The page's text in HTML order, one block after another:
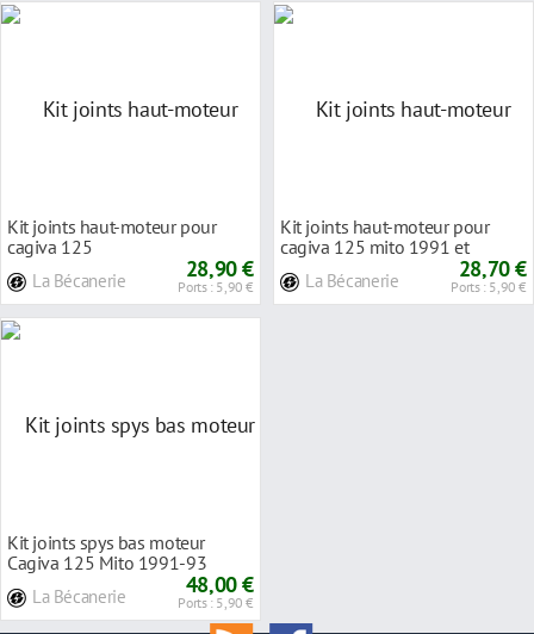
Kit joints haut-moteur pour
cagiva 125
freccia/cruiser/mito/blues/tama
La Bécanerie 28,90 €
Ports : 5,90 €
Kit joints haut-moteur pour
cagiva 125 mito 1991 et
La Bécanerie 28,70 €
Ports : 5,90 €
Kit joints spys bas moteur
Cagiva 125 Mito 1991-93
La Bécanerie 48,00 €
Ports : 5,90 €